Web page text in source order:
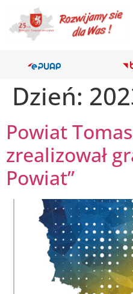
Dzień:
Powiat
zrealizował
Powiat”